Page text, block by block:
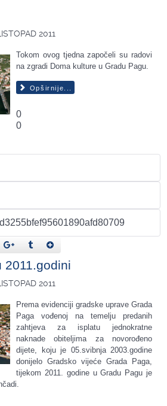
2011
Tokom ovog tjedna započeli su radovi
na zgradi Doma kulture u Gradu Pagu.
Opširnije...
0
0
2011.godini
2011
Prema evidenciji gradske uprave Grada
Paga vođenoj na temelju predanih
zahtjeva za isplatu jednokratne
naknade obiteljima za novorođeno
dijete, koju je 05.svibnja 2003.godine
donijelo Gradsko vijeće Grada Paga,
tijekom 2011. godine u Gradu Pagu je